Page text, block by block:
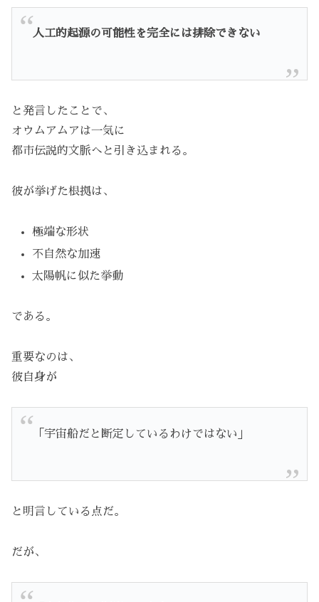
人工的起源の可能性を完全には排除できない
と発言したことで、
オウムアムアは一気に
都市伝説的文脈へと引き込まれる。
彼が挙げた根拠は、
極端な形状
不自然な加速
太陽帆に似た挙動
である。
重要なのは、
彼自身が
「宇宙船だと断定しているわけではない」
と明言している点だ。
だが、